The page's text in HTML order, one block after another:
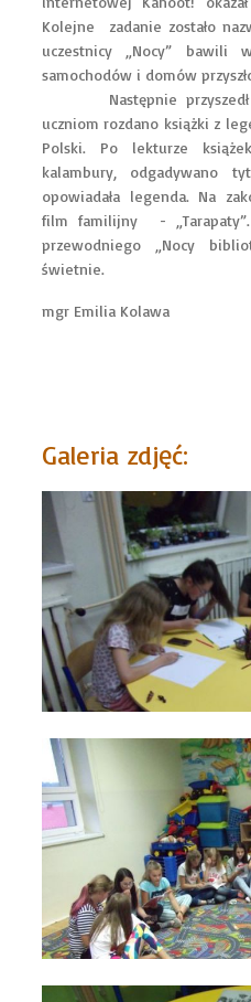
Kolejne zadanie zostało
uczestnicy „Nocy”
samochodów i domów
Następnie przyszedł
uczniom rozdano książki z
Polski. Po lekturze
kalambury,
opowiadała legenda. Na
film familijny -
przewodniego „Nocy
świetnie.
mgr Emilia Kolawa
Galeria zdjęć: